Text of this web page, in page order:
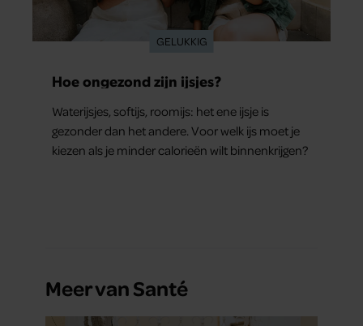
GELUKKIG
Hoe ongezond zijn ijsjes?
Waterijsjes, softijs, roomijs: het ene ijsje is
gezonder dan het andere. Voor welk ijs moet je
kiezen als je minder calorieën wilt binnenkrijgen?
Meer van Santé